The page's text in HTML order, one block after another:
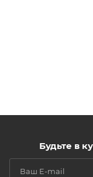
Будьте в